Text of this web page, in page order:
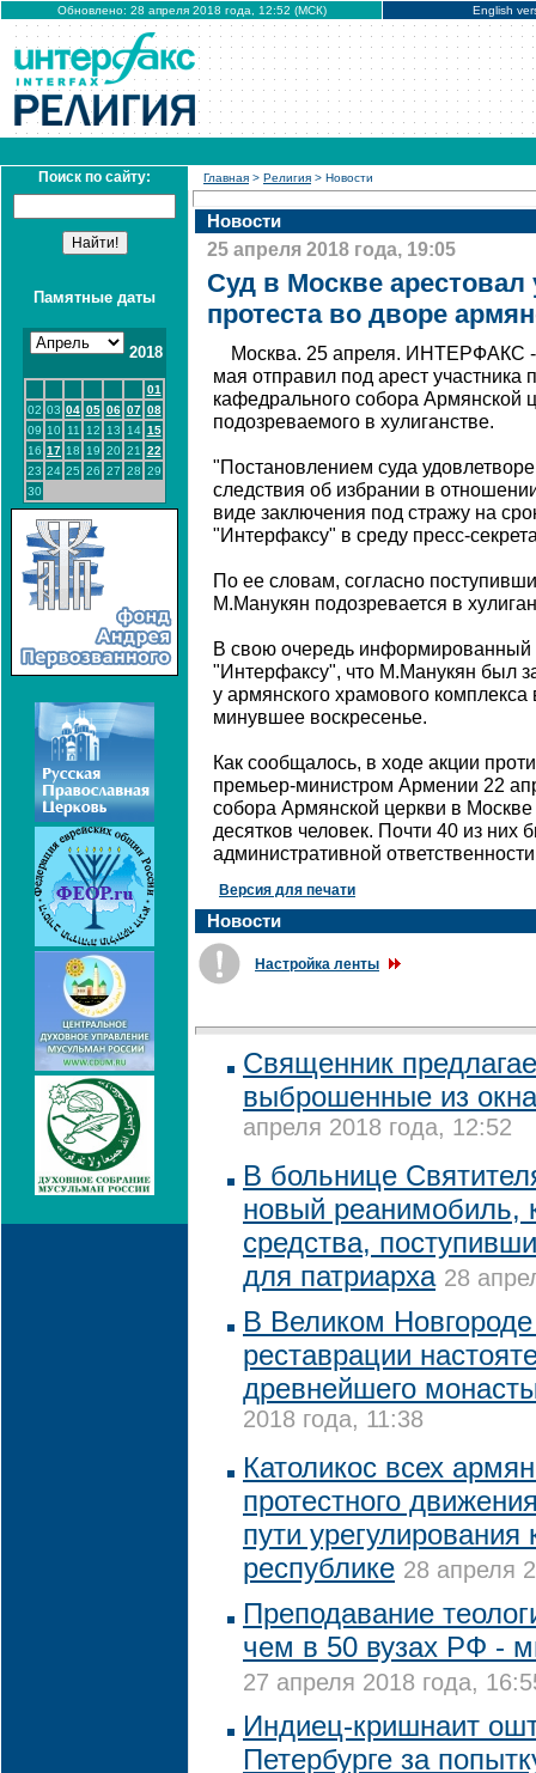
Обновлено: 28 апреля 2018 года, 12:52 (МСК) English
Поиск по сайту:
Памятные даты
2018
01
02 03 04 05 06 07 08
09 10 11 12 13 14 15
16 17 18 19 20 21
22
23 24 25 26 27 28 29
30
Главная > Религия > Новости
Новости
25 апреля 2018 года, 19:05
Суд в Москве арестовал
протеста во дворе
Москва. 25 апреля. ИНТЕРФАКС -
мая отправил под арест участника
кафедрального собора Армянской
подозреваемого в хулиганстве.
"Постановлением суда
следствия об избрании в
виде заключения под стражу на
"Интерфаксу" в среду пресс-
По ее словам, согласно
М.Манукян подозревается в
В свою очередь информированный
"Интерфаксу", что М.Манукян был
у армянского храмового
минувшее воскресенье.
Как сообщалось, в ходе акции
премьер-министром Армении 22
собора Армянской церкви в
десятков человек. Почти 40 из них
административной
Версия для печати
Новости
Настройка ленты
Священник
выброшенные из
апреля 2018 года, 12:52
В больнице
новый реанимобиль,
средства,
для патриарха 28
В Великом
реставрации
древнейшего
2018 года, 11:38
Католикос всех
протестного
пути урегулирования
республике 28 апреля
Преподавание
чем в 50 вузах РФ -
27 апреля 2018 года,
Индиец-кришнаит
Петербурге за